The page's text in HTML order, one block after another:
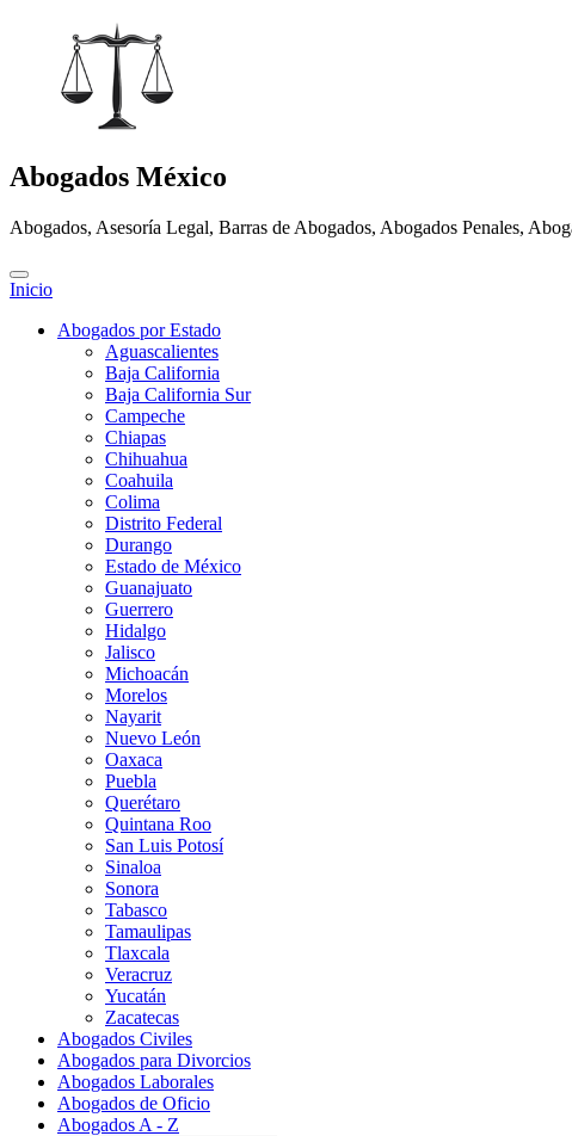
Abogados México
Abogados, Asesoría Legal, Barras de Abogados, Abogados Penales,
Inicio
Abogados por Estado
Aguascalientes
Baja California
Baja California Sur
Campeche
Chiapas
Chihuahua
Coahuila
Colima
Distrito Federal
Durango
Estado de México
Guanajuato
Guerrero
Hidalgo
Jalisco
Michoacán
Morelos
Nayarit
Nuevo León
Oaxaca
Puebla
Querétaro
Quintana Roo
San Luis Potosí
Sinaloa
Sonora
Tabasco
Tamaulipas
Tlaxcala
Veracruz
Yucatán
Zacatecas
Abogados Civiles
Abogados para Divorcios
Abogados Laborales
Abogados de Oficio
Abogados A - Z